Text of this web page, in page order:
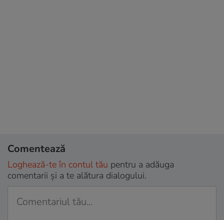
Comentează
Loghează-te în contul tău pentru a adăuga
comentarii și a te alătura dialogului.